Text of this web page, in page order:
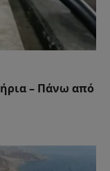
– Πάνω από